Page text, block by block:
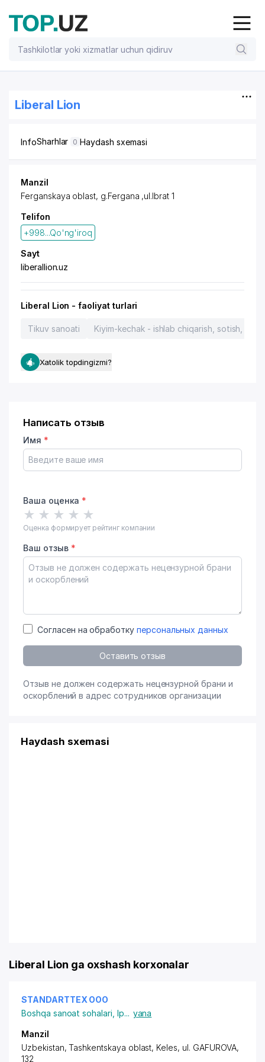
Liberal Lion
InfoSharhlar 0 Haydash sxemasi
Manzil
Ferganskaya oblast, g.Fergana ,ul.Ibrat 1
Telifon
+998...Qo'ng'iroq
Sayt
liberallion.uz
Liberal Lion - faoliyat turlari
Tikuv sanoati Kiyim-kechak - ishlab chiqarish, sotish,
Xatolik topdingizmi?
Написать отзыв
Имя *
Ваша оценка *
★ ★ ★ ★ ★
Оценка формирует рейтинг компании
Ваш отзыв *
Согласен на обработку персональных данных
Оставить отзыв
Отзыв не должен содержать нецензурной брани и
оскорблений в адрес сотрудников организации
Haydash sxemasi
Liberal Lion ga oxshash korxonalar
STANDARTTEX ООО
Boshqa sanoat sohalari Ip... yana
Manzil
Uzbekistan, Tashkentskaya oblast, Keles, ul. GAFUROVA,
132